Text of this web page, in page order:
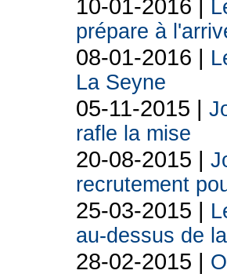
10-01-2016 |
prépare à
08-01-2016 |
La Seyne
05-11-2015 |
rafle la mise
20-08-2015 |
recrutement
25-03-2015 |
au-dessus de
28-02-2015 |